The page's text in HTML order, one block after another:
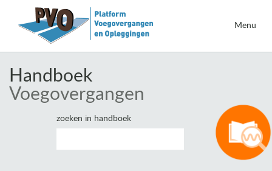
Menu
Handboek
Voegovergangen
zoeken in handboek